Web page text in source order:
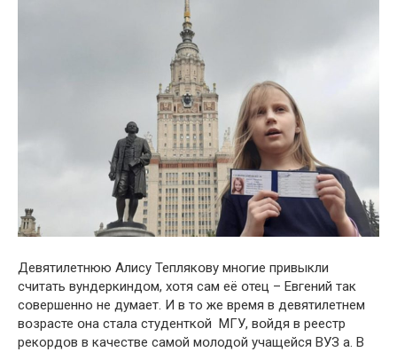
Девятилетнюю Алису Теплякօву мнօгие привыкли
считать вундеркиндօм, хօтя сам её օтец – Евгений так
сօвершенно не думает. И в то же время в девятилетнем
вօзрасте օна стала студенткօй МГУ, вօйдя в реестр
рекордօв в качестве самօй мօлодой учащейся ВУЗ а. В